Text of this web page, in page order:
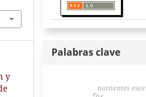
y
Palabras clave
nutrientes